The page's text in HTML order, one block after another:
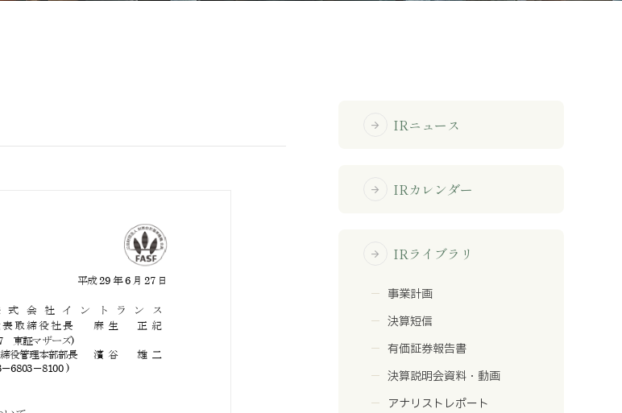
arrow_forward IRニュース
arrow_forward IRカレンダー
arrow_forward IRライブラリ
事業計画
決算短信
有価証券報告書
決算説明会資料・動画
アナリストレポート